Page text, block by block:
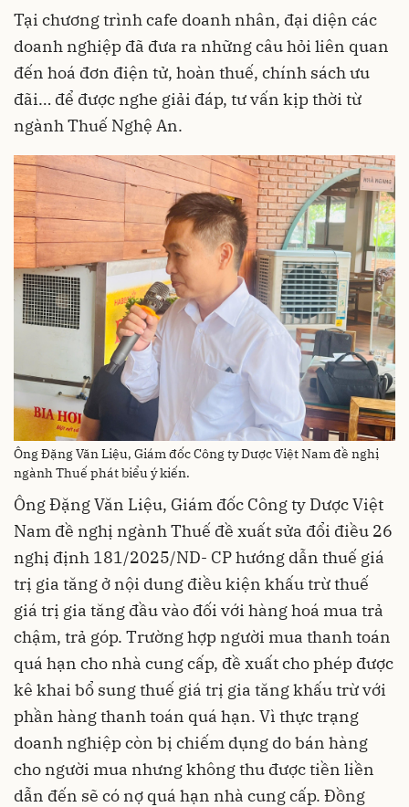
Tại chương trình cafe doanh nhân, đại diện các
doanh nghiệp đã đưa ra những câu hỏi liên quan
đến hoá đơn điện tử, hoàn thuế, chính sách ưu
đãi… để được nghe giải đáp, tư vấn kịp thời từ
ngành Thuế Nghệ An.
Ông Đặng Văn Liệu, Giám đốc Công ty Dược Việt Nam đề nghị
ngành Thuế phát biểu ý kiến.
Ông Đặng Văn Liệu, Giám đốc Công ty Dược Việt
Nam đề nghị ngành Thuế đề xuất sửa đổi điều 26
nghị định 181/2025/ND- CP hướng dẫn thuế giá
trị gia tăng ở nội dung điều kiện khấu trừ thuế
giá trị gia tăng đầu vào đối với hàng hoá mua trả
chậm, trả góp. Trường hợp người mua thanh toán
quá hạn cho nhà cung cấp, đề xuất cho phép được
kê khai bổ sung thuế giá trị gia tăng khấu trừ với
phần hàng thanh toán quá hạn. Vì thực trạng
doanh nghiệp còn bị chiếm dụng do bán hàng
cho người mua nhưng không thu được tiền liền
dẫn đến sẽ có nợ quá hạn nhà cung cấp. Đồng